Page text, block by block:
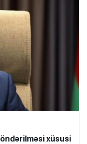
xüsusi